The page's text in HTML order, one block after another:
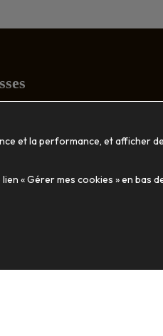
et la performance, et afficher
« Gérer mes cookies » en bas